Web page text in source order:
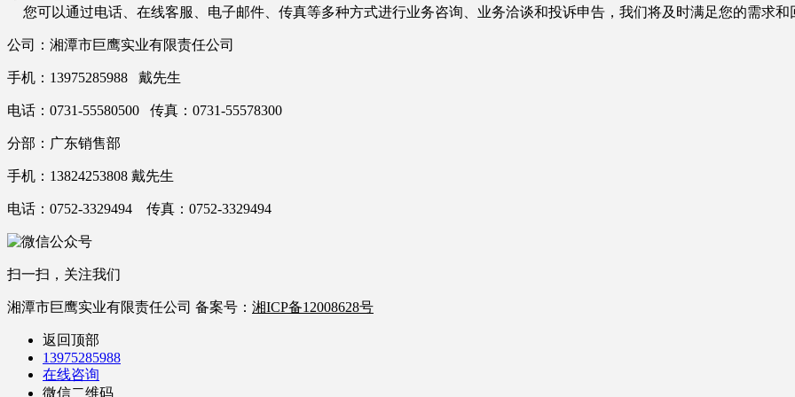
您可以通过电话、在线客服、电子邮件、传真等多种方式进行业务咨询、业务洽谈和投诉申告，我们将及时满足您的需求和
公司：湘潭市巨鹰实业有限责任公司
手机：13975285988 戴先生
电话：0731-55580500 传真：0731-55578300
分部：广东销售部
手机：13824253808 戴先生
电话：0752-3329494 传真：0752-3329494
扫一扫，关注我们
湘潭市巨鹰实业有限责任公司 备案号： 湘ICP备12008628号
返回顶部
13975285988
在线咨询
微信二维码